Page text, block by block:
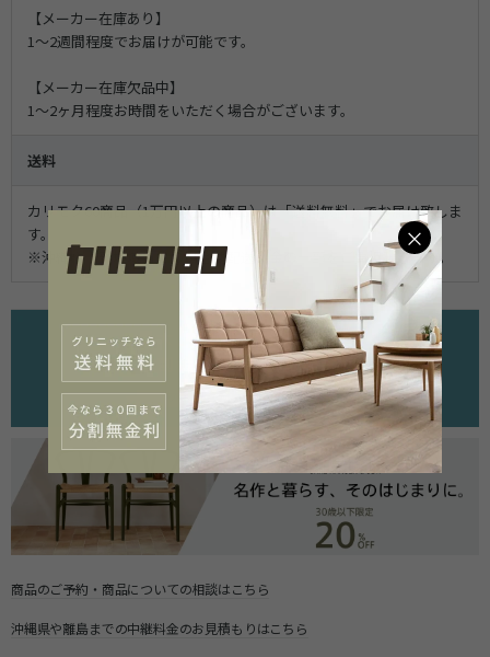
【メーカー在庫あり】
1〜2週間程度でお届けが可能です。
【メーカー在庫欠品中】
1〜2ヶ月程度お時間をいただく場合がございます。
送料
カリモク60商品（1万円以上の商品）は「送料無料」でお届け致しま
す。
※沖縄や一部地域までの場合は配送料金の一部をご負担頂きます。
商品のご予約・商品についての相談はこちら
沖縄県や離島までの中継料金のお見積もりはこちら
×